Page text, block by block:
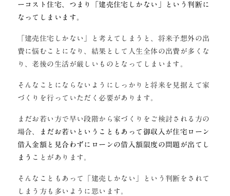
ーコスト住宅、つまり「建売住宅しかない」という判断に
なってしまいます。
「建売住宅しかない」と考えてしまうと、将来予想外の出
費に悩むことになり、結果として人生全体の出費が多くな
り、老後の生活が厳しいものとなってしまいます。
そんなことにならないようにしっかりと将来を見据えて家
づくりを行っていただく必要があります。
まだお若い方で早い段階から家づくりをご検討される方の
場合、
まだお若いということもあって御収入が住宅ローン
借入金額と見合わずにローンの借入額限度の問題が出てし
まう ことがあります。
そんなこともあって「建売しかない」という判断をされて
しまう方も多いように思います。